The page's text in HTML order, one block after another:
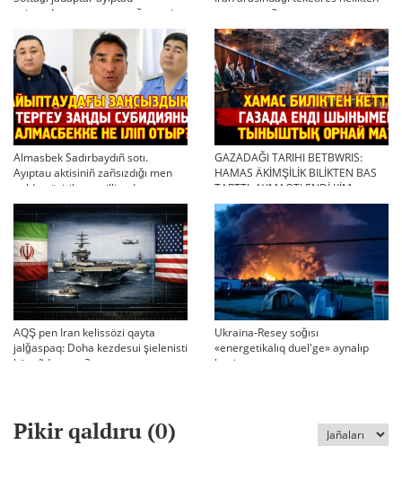
twjırımdarın qayta qarauğa negiz
bola ala ma?
qayta uşıqtı?
Almasbek Sadırbaydıñ sotı.
Ayıptau aktisiniñ zañsızdığı men
qoldan ösirilgen milliondar
GAZADAĞI TARIHI BETBWRIS:
HAMAS ÄKİMŞİLİK BILİKTEN BAS
TARTTI. AYMAQTI ENDİ KİM
BASQARADI?
AQŞ pen Iran kelissözi qayta
jalğaspaq: Doha kezdesui şielenisti
bäseñdete me?
Ukraina-Resey soğısı
«energetikalıq duel'ge» aynalıp
ketti
Pikir qaldıru (0)